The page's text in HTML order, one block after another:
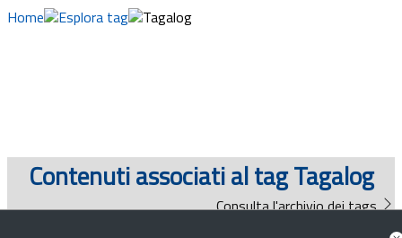
Eventi
Documenti
Bandi
Home Esplora tag Tagalog
Contenuti associati al tag Tagalog
Consulta l'archivio dei tags